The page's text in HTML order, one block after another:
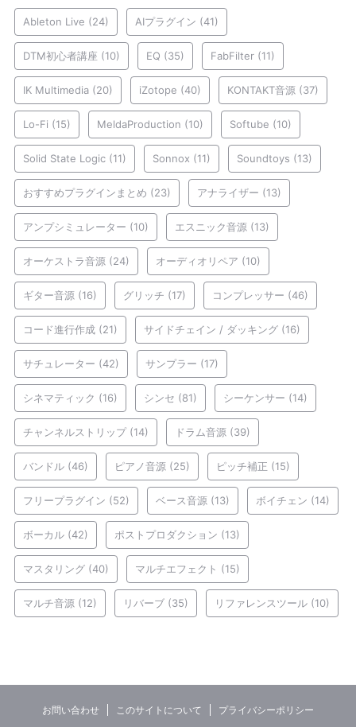
Ableton Live (24) AIプラグイン (41)
DTM初心者講座 (10) EQ (35) FabFilter (11)
IK Multimedia (20) iZotope (40) KONTAKT音源 (37)
Lo-Fi (15) MeldaProduction (10) Softube (10)
Solid State Logic (11) Sonnox (11) Soundtoys (13)
おすすめプラグインまとめ (23) アナライザー (13)
アンプシミュレーター (10) エスニック音源 (13)
オーケストラ音源 (24) オーディオリペア (10)
ギター音源 (16) グリッチ (17) コンプレッサー (46)
コード進行作成 (21) サイドチェイン / ダッキング (16)
サチュレーター (42) サンプラー (17)
シネマティック (16) シンセ (81) シーケンサー (14)
チャンネルストリップ(14) ドラム音源 (39)
バンドル (46) ピアノ音源 (25) ピッチ補正 (15)
フリープラグイン (52) ベース音源 (13) ボイチェン (14)
ボーカル (42) ポストプロダクション (13)
マスタリング (40) マルチエフェクト (15)
マルチ音源 (12) リバーブ (35) リファレンスツール (10)
お問い合わせ このサイトについて プライバシーポリシー